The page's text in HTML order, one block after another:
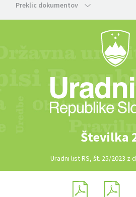
Preklic dokumentov
Številka
Uradni list RS, št. 25/2023 z